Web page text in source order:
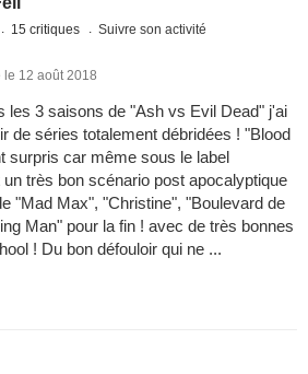
15 critiques Suivre son activité
le 12 août 2018
les 3 saisons de "Ash vs Evil Dead" j'ai
de séries totalement débridées ! "Blood
surpris car même sous le label
très bon scénario post apocalyptique
"Mad Max", "Christine", "Boulevard de
Man" pour la fin ! avec de très bonnes
! Du bon défouloir qui ne ...